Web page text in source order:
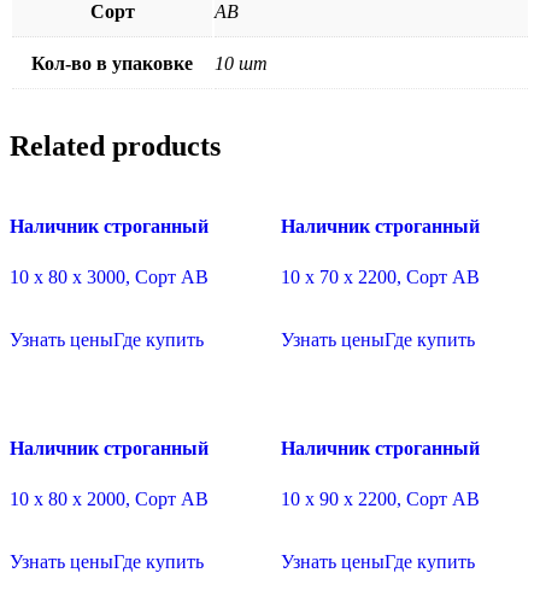
Сорт АВ
Кол-во в упаковке 10 шт
Related products
Наличник строганный
10 х 80 х 3000, Сорт АВ
Узнать ценыГде купить
Наличник строганный
10 х 70 х 2200, Сорт АВ
Узнать ценыГде купить
Наличник строганный
10 х 80 х 2000, Сорт АВ
Узнать ценыГде купить
Наличник строганный
10 х 90 х 2200, Сорт АВ
Узнать ценыГде купить